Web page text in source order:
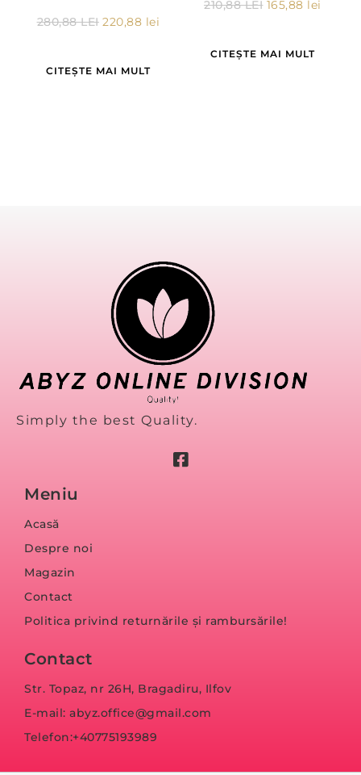
280,88LEI 220,88 lei
CITEȘTE MAI MULT
210,88LEI 165,88 lei
CITEȘTE MAI MULT
Simply the best Quality.
Meniu
Acasă
Despre noi
Magazin
Contact
Politica privind returnările și rambursările!
Contact
Str. Topaz, nr 26H, Bragadiru, Ilfov
E-mail: abyz.office@gmail.com
Telefon:+40775193989